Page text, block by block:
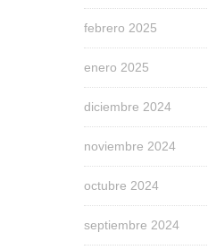
febrero 2025
enero 2025
diciembre 2024
noviembre 2024
octubre 2024
septiembre 2024